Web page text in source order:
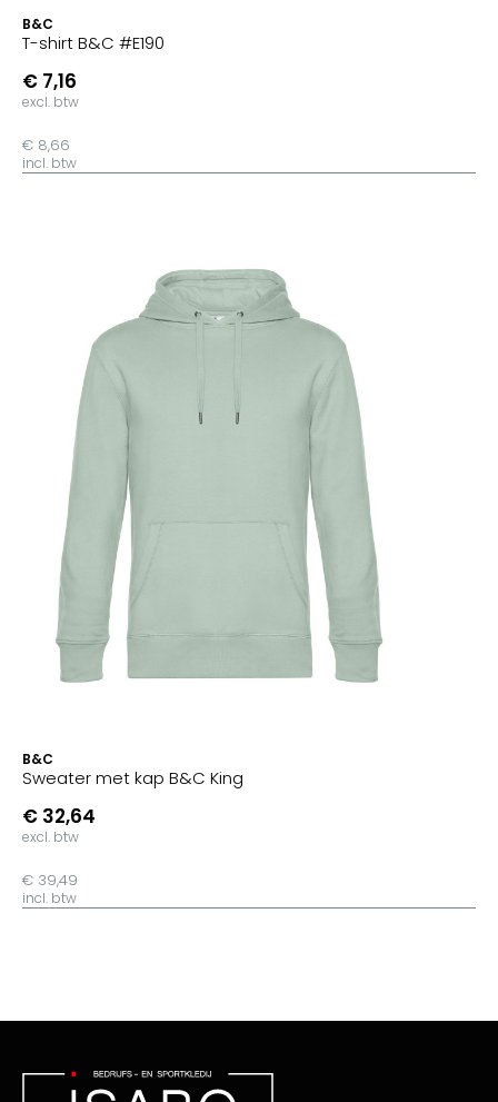
B&C
T-shirt B&C #E190
€ 7,16
excl. btw
€ 8,66
incl. btw
B&C
Sweater met kap B&C King
€ 32,64
excl. btw
€ 39,49
incl. btw